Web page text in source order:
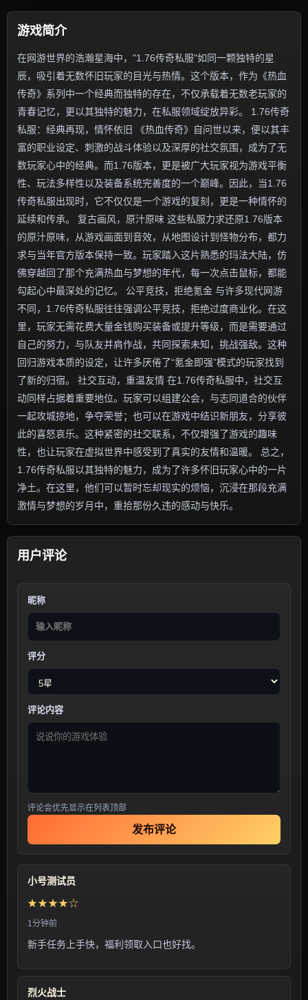
游戏简介
在网游世界的浩瀚星海中，"1.76传奇私服"如同一颗独特的星
辰，吸引着无数怀旧玩家的目光与热情。这个版本，作为《热血
传奇》系列中一个经典而独特的存在，不仅承载着无数老玩家的
青春记忆，更以其独特的魅力，在私服领域绽放异彩。 1.76传奇
私服：经典再现，情怀依旧 《热血传奇》自问世以来，便以其丰
富的职业设定、刺激的战斗体验以及深厚的社交氛围，成为了无
数玩家心中的经典。而1.76版本，更是被广大玩家视为游戏平衡
性、玩法多样性以及装备系统完善度的一个巅峰。因此，当1.76
传奇私服出现时，它不仅仅是一个游戏的复刻，更是一种情怀的
延续和传承。 复古画风，原汁原味 这些私服力求还原1.76版本
的原汁原味，从游戏画面到音效，从地图设计到怪物分布，都力
求与当年官方版本保持一致。玩家踏入这片熟悉的玛法大陆，仿
佛穿越回了那个充满热血与梦想的年代，每一次点击鼠标，都能
勾起心中最深处的记忆。 公平竞技，拒绝氪金 与许多现代网游
不同，1.76传奇私服往往强调公平竞技，拒绝过度商业化。在这
里，玩家无需花费大量金钱购买装备或提升等级，而是需要通过
自己的努力，与队友并肩作战，共同探索未知，挑战强敌。这种
回归游戏本质的设定，让许多厌倦了“氪金即强”模式的玩家找到
了新的归宿。 社交互动，重温友情 在1.76传奇私服中，社交互
动同样占据着重要地位。玩家可以组建公会，与志同道合的伙伴
一起攻城掠地，争夺荣誉；也可以在游戏中结识新朋友，分享彼
此的喜怒哀乐。这种紧密的社交联系，不仅增强了游戏的趣味
性，也让玩家在虚拟世界中感受到了真实的友情和温暖。 总之，
1.76传奇私服以其独特的魅力，成为了许多怀旧玩家心中的一片
净土。在这里，他们可以暂时忘却现实的烦恼，沉浸在那段充满
激情与梦想的岁月中，重拾那份久违的感动与快乐。
用户评论
昵称
评分
评论内容
评论会优先显示在列表顶部
发布评论
小号测试员
★★★★☆
1分钟前
新手任务上手快，福利领取入口也好找。
烈火战士